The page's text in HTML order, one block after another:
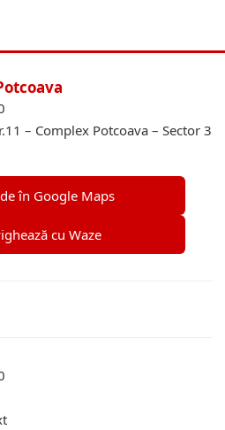
– Complex Potcoava – Sector 3
în Google Maps
cu Waze